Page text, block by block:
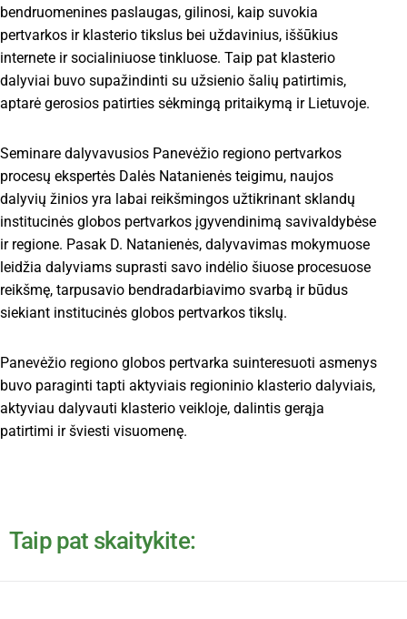
bendruomenines paslaugas, gilinosi, kaip suvokia
pertvarkos ir klasterio tikslus bei uždavinius, iššūkius
internete ir socialiniuose tinkluose. Taip pat klasterio
dalyviai buvo supažindinti su užsienio šalių patirtimis,
aptarė gerosios patirties sėkmingą pritaikymą ir Lietuvoje.
Seminare dalyvavusios Panevėžio regiono pertvarkos
procesų ekspertės Dalės Natanienės teigimu, naujos
dalyvių žinios yra labai reikšmingos užtikrinant sklandų
institucinės globos pertvarkos įgyvendinimą savivaldybėse
ir regione. Pasak D. Natanienės, dalyvavimas mokymuose
leidžia dalyviams suprasti savo indėlio šiuose procesuose
reikšmę, tarpusavio bendradarbiavimo svarbą ir būdus
siekiant institucinės globos pertvarkos tikslų.
Panevėžio regiono globos pertvarka suinteresuoti asmenys
buvo paraginti tapti aktyviais regioninio klasterio dalyviais,
aktyviau dalyvauti klasterio veikloje, dalintis gerąja
patirtimi ir šviesti visuomenę.
Taip pat skaitykite: